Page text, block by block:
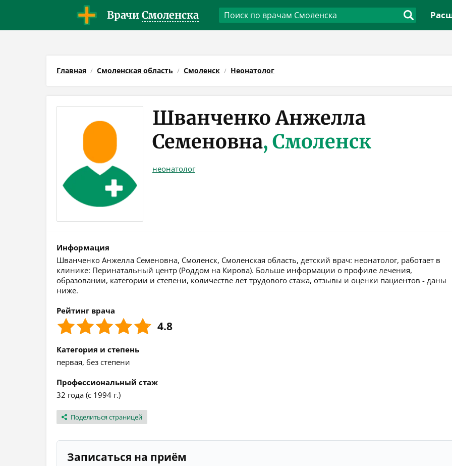
Врачи Смоленска
Главная Смоленская область Смоленск Неонатолог
Шванченко Анжелла
Семеновна, Смоленск
неонатолог
Информация
Шванченко Анжелла Семеновна, Смоленск, Смоленская область, детский врач: неонатолог, работает в
клинике: Перинатальный центр (Роддом на Кирова). Больше информации о профиле лечения,
образовании, категории и степени, количестве лет трудового стажа, отзывы и оценки пациентов - даны
ниже.
Рейтинг врача
4.8
Категория и степень
первая, без степени
Профессиональный стаж
32 года (с 1994 г.)
Поделиться страницей
Записаться на приём